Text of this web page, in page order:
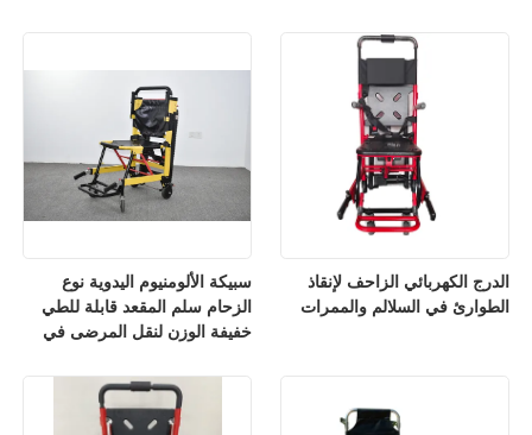
سبيكة الألومنيوم اليدوية نوع
الزحام سلم المقعد قابلة للطي
خفيفة الوزن لنقل المرضى في
الدرج الكهربائي الزاحف لإنقاذ
الطوارئ في السلالم والممرات